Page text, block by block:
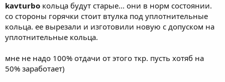
kavturbo кольца будут старые... они в норм состоянии.
со стороны горячки стоит втулка под уплотнительные
кольца. ее вырезали и изготовили новую с допуском на
уплотнительные кольца.
мне не надо 100% отдачи от этого ткр. пусть хотяб на
50% заработает)